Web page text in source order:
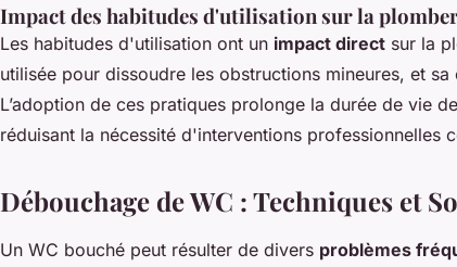
Impact des habitudes d'utilisation sur la
Les habitudes d'utilisation ont un impact direct sur la
utilisée pour dissoudre les obstructions mineures, et
L’adoption de ces pratiques prolonge la durée de vie
réduisant la nécessité d'interventions professionnelles
Débouchage de WC : Techniques et
Un WC bouché peut résulter de divers problèmes